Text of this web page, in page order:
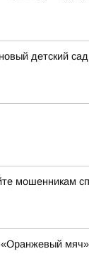
детский
мошенникам